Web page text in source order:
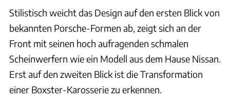
Stilistisch weicht das Design auf den ersten Blick von
bekannten Porsche-Formen ab, zeigt sich an der
Front mit seinen hoch aufragenden schmalen
Scheinwerfern wie ein Modell aus dem Hause Nissan.
Erst auf den zweiten Blick ist die Transformation
einer Boxster-Karosserie zu erkennen.